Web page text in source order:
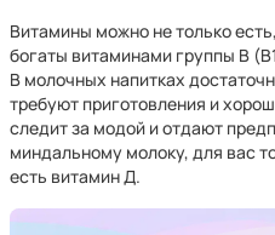
Витамины можно не только
богаты витаминами группы В
В молочных напитках
требуют приготовления и
следит за модой и отдают
миндальному молоку, для вас
есть витамин Д.